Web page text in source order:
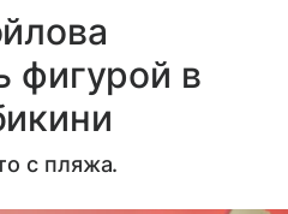
фигурой в
с пляжа.